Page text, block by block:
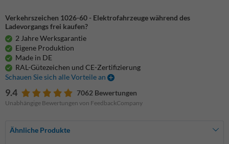
Verkehrszeichen 1026-60 - Elektrofahrzeuge während des
Ladevorgangs frei kaufen?
2 Jahre Werksgarantie
Eigene Produktion
Made in DE
RAL-Gütezeichen und CE-Zertifizierung
Schauen Sie sich alle Vorteile an
9.4 7062 Bewertungen
Unabhängige Bewertungen von FeedbackCompany
Ähnliche Produkte